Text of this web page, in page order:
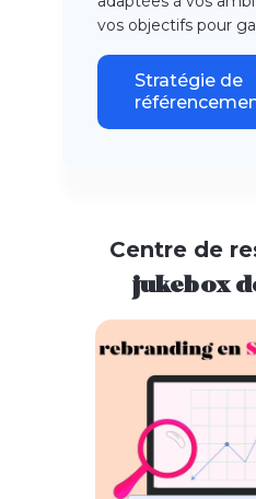
vos objectifs pour
Stratégie de
Centre de
jukebox